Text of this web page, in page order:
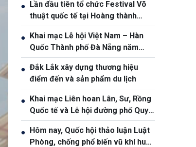
● Lần đầu tiên tổ chức Festival Võ
thuật quốc tế tại Hoàng thành
Thăng Long
● Khai mạc Lễ hội Việt Nam – Hàn
Quốc Thành phố Đà Nẵng năm
2026
● Đắk Lắk xây dựng thương hiệu
điểm đến và sản phẩm du lịch
● Khai mạc Liên hoan Lân, Sư, Rồng
Quốc tế và Lễ hội đường phố Quy
Nhơn – Gia Lai 2026
● Hôm nay, Quốc hội thảo luận Luật
Phòng, chống phổ biến vũ khí huỷ